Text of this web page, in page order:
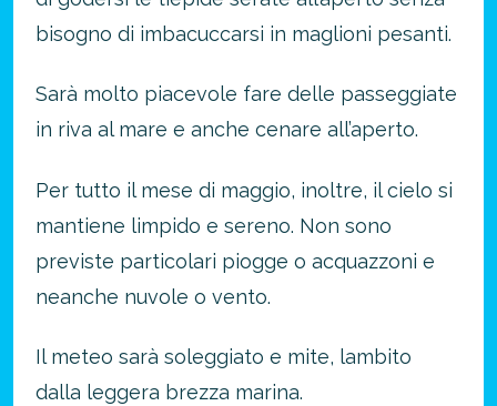
bisogno di imbacuccarsi in maglioni pesanti.
Sarà molto piacevole fare delle passeggiate
in riva al mare e anche cenare all’aperto.
Per tutto il mese di maggio, inoltre, il cielo si
mantiene limpido e sereno. Non sono
previste particolari piogge o acquazzoni e
neanche nuvole o vento.
Il meteo sarà soleggiato e mite, lambito
dalla leggera brezza marina.